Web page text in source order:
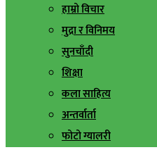
हाम्रो विचार
मुद्रा र विनिमय
सुनचाँदी
शिक्षा
कला साहित्य
अन्तर्वार्ता
फोटो ग्यालरी